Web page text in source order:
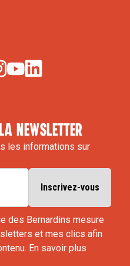
newsletter
les informations sur
des Bernardins mesure
et mes clics afin
En savoir plus